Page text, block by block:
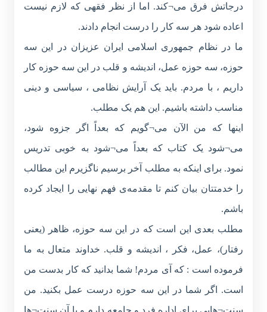
درجاتش فرق می¬کند. اما از نظر فقهی که لازم نیست
اعاده شود هر سه کار را درست انجام دادند.
ما در نظام جمهوری اسلامی ایران عزیزان در این سه
حوزه، سه حوزه عمل، اندیشه و قلب در این سه حوزه کار
داریم ، با مردم. باید یک آرایش نظامی ، سیاسی و دینی
مناسب داشته باشیم. این هم یک مطلب.
اینها که من الآن می¬گویم که بعداً اگر جزوه شود،
می¬شود یک کتاب که بعداً می¬شود به خوبی تدریس
نمود. برای اینکه به مطلب آخر برسیم ناگزیرم این مطالب
را خدمتتان بیان کنم تا مقدمه‌ی فهم نهایی را ایجاد کرده
باشم.
مطلب بعدی این است که در این سه حوزه، ظاهر (یعنی
رفتار)، عمل، فکر ، اندیشه و قلب. خداوند متعال به ما
فرموده است : که آی مردم! شما بدانید که کار بدست من
است. اگر شما در این سه حوزه درست عمل بکنید. من
سنت¬هایی برای اداره فرد و جامعه دارم و با آن سنت¬ها